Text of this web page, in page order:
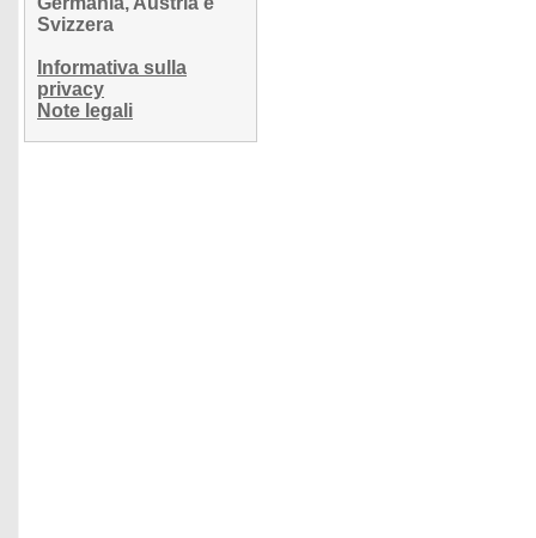
Svizzera
Informativa sulla
privacy
Note legali